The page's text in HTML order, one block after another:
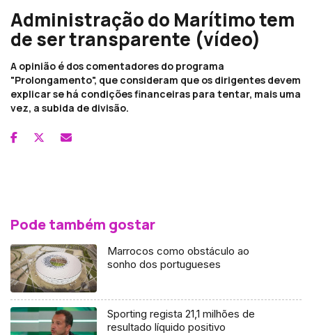
Administração do Marítimo tem
de ser transparente (vídeo)
A opinião é dos comentadores do programa
"Prolongamento", que consideram que os dirigentes devem
explicar se há condições financeiras para tentar, mais uma
vez, a subida de divisão.
Pode também gostar
Marrocos como obstáculo ao
sonho dos portugueses
Sporting regista 21,1 milhões de
resultado líquido positivo